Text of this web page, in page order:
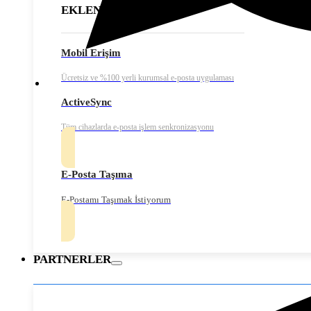
EKLENTİLER
Mobil Erişim
Ücretsiz ve %100 yerli kurumsal e-posta uygulaması
ActiveSync
Tüm cihazlarda e-posta işlem senkronizasyonu
E-Posta Taşıma
E-Postamı Taşımak İstiyorum
PARTNERLER